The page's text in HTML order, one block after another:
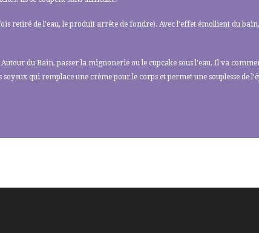
retiré de l’eau, le produit arrête de fondre). Avec l’effet émollient du
Autour du Bain, passer la mignonerie ou le cupcake sous l’eau. Il va
qui remplace une crème pour le corps et permet une souplesse de